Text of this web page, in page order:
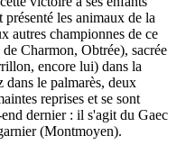
les animaux de la
autres championnes de ce
Charmon, Obtrée), sacrée
encore lui) dans la
dans le palmarès, deux
reprises et se sont
dernier : il s'agit du Gaec
(Montmoyen).